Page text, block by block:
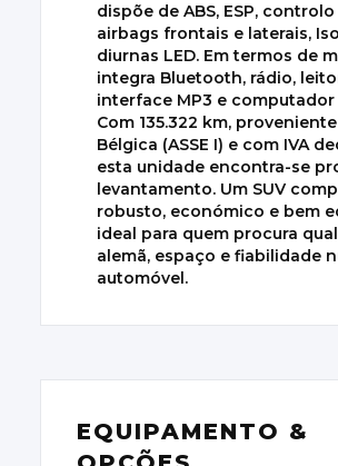
dispõe de ABS, ESP,
airbags frontais e laterais,
diurnas LED. Em termos de
integra Bluetooth, rádio,
interface MP3 e
Com 135.322 km,
Bélgica (ASSE I) e com IVA
esta unidade encontra-se
levantamento. Um SUV
robusto, económico e bem
ideal para quem procura
alemã, espaço e fiabilidade
automóvel.
EQUIPAMENTO &